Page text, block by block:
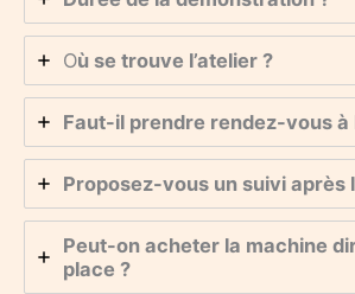
Où se trouve l’atelier ?
Faut-il prendre rendez-vous à
Proposez-vous un suivi après
Peut-on acheter la machine
place ?